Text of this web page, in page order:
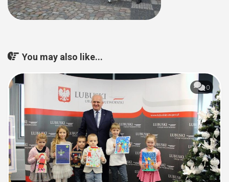
You may also like...
0